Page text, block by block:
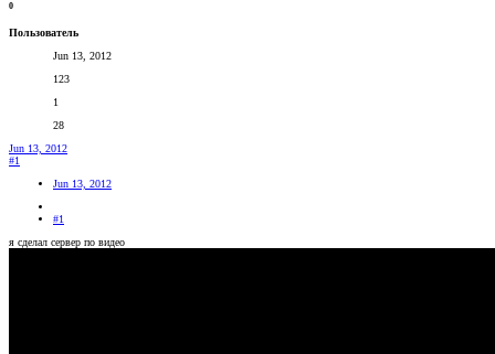
0
Пользователь
Jun 13, 2012
123
1
28
Jun 13, 2012
#1
Jun 13, 2012
#1
я сделал сервер по видео